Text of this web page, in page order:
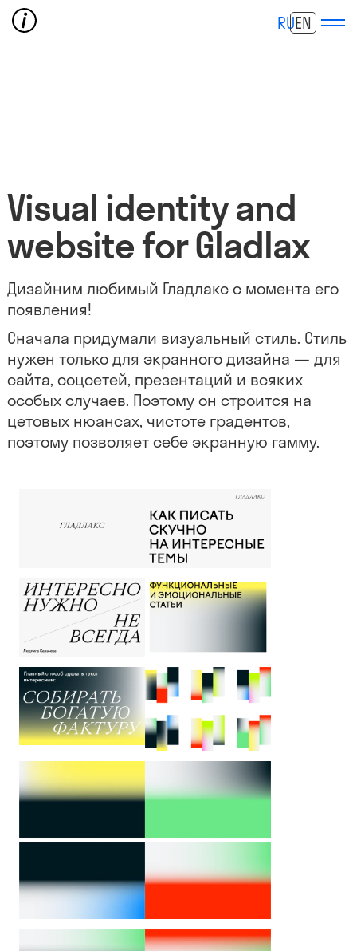
RUEN
Visual identity and
website for Gladlax
Дизайним любимый Гладлакс с момента его
появления!
Сначала придумали визуальный стиль. Стиль
нужен только для экранного дизайна — для
сайта, соцсетей, презентаций и всяких
особых случаев. Поэтому он строится на
цетовых нюансах, чистоте градентов,
поэтому позволяет себе экранную гамму.